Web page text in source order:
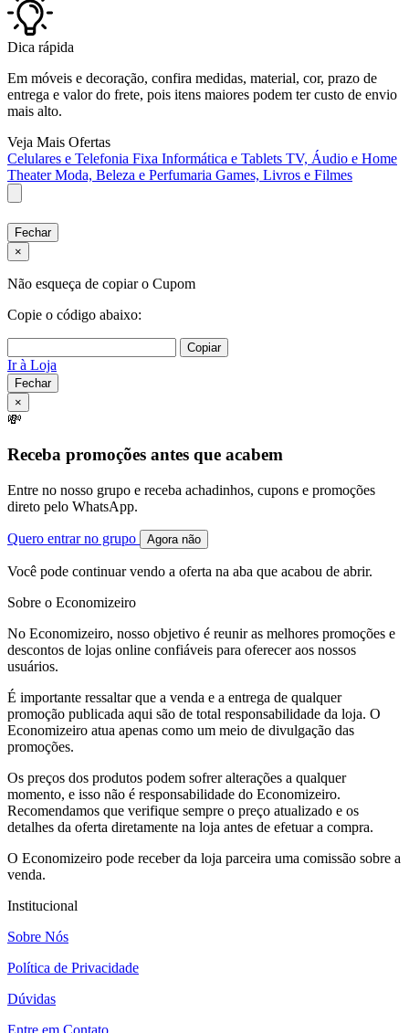
Dica rápida
Em móveis e decoração, confira medidas, material, cor, prazo de
entrega e valor do frete, pois itens maiores podem ter custo de envio
mais alto.
Veja Mais Ofertas
Celulares e Telefonia Fixa Informática e Tablets TV, Áudio e Home
TheaterModa, Beleza e Perfumaria Games, Livros e Filmes
Fechar
×
Não esqueça de copiar o Cupom
Copie o código abaixo:
Copiar
Ir à Loja
Fechar
×
💸
Receba promoções antes que acabem
Entre no nosso grupo e receba achadinhos, cupons e promoções
direto pelo WhatsApp.
Quero entrar no grupo Agora não
Você pode continuar vendo a oferta na aba que acabou de abrir.
Sobre o Economizeiro
No Economizeiro, nosso objetivo é reunir as melhores promoções e
descontos de lojas online confiáveis para oferecer aos nossos
usuários.
É importante ressaltar que a venda e a entrega de qualquer
promoção publicada aqui são de total responsabilidade da loja. O
Economizeiro atua apenas como um meio de divulgação das
promoções.
Os preços dos produtos podem sofrer alterações a qualquer
momento, e isso não é responsabilidade do Economizeiro.
Recomendamos que verifique sempre o preço atualizado e os
detalhes da oferta diretamente na loja antes de efetuar a compra.
O Economizeiro pode receber da loja parceira uma comissão sobre a
venda.
Institucional
Sobre Nós
Política de Privacidade
Dúvidas